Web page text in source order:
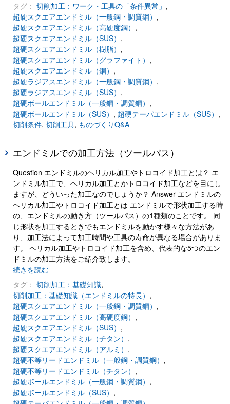
タグ： 切削加工：ワーク・工具の「条件異常」 ,
超硬スクエアエンドミル（一般鋼・調質鋼） ,
超硬スクエアエンドミル（高硬度鋼） ,
超硬スクエアエンドミル（SUS） ,
超硬スクエアエンドミル（樹脂） ,
超硬スクエアエンドミル（グラファイト） ,
超硬スクエアエンドミル（銅） ,
超硬ラジアスエンドミル（一般鋼・調質鋼） ,
超硬ラジアスエンドミル（SUS） ,
超硬ボールエンドミル（一般鋼・調質鋼） ,
超硬ボールエンドミル（SUS） , 超硬テーパエンドミル（SUS） ,
切削条件, 切削工具, ものづくりQ&A
エンドミルでの加工方法（ツールパス）
Question エンドミルのヘリカル加工やトロコイド加工とは？ エ
ンドミル加工で、ヘリカル加工とかトロコイド加工などを目にし
ますが、どういった加工なのでしょうか？ Answer エンドミルの
ヘリカル加工やトロコイド加工とは エンドミルで形状加工する時
の、エンドミルの動き方（ツールパス）の1種類のことです。 同
じ形状を加工するときでもエンドミルを動かす様々な方法があ
り、加工法によって加工時間や工具の寿命が異なる場合がありま
す。 ヘリカル加工やトロコイド加工を含め、代表的な5つのエン
ドミルの加工方法をご紹介致します。
続きを読む
タグ： 切削加工：基礎知識,
切削加工：基礎知識（エンドミルの特長） ,
超硬スクエアエンドミル（一般鋼・調質鋼） ,
超硬スクエアエンドミル（高硬度鋼） ,
超硬スクエアエンドミル（SUS） ,
超硬スクエアエンドミル（チタン） ,
超硬スクエアエンドミル（アルミ） ,
超硬不等リードエンドミル（一般鋼・調質鋼） ,
超硬不等リードエンドミル（チタン） ,
超硬ボールエンドミル（一般鋼・調質鋼） ,
超硬ボールエンドミル（SUS） ,